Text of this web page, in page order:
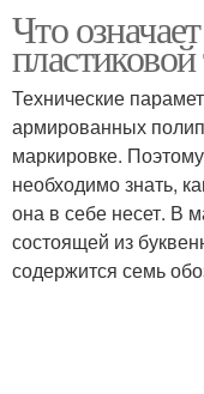
Что
Технические
армированных
маркировке.
необходимо знать,
она в себе несет. В
состоящей из
содержится семь